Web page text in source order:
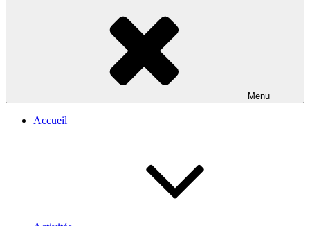
Menu
Accueil